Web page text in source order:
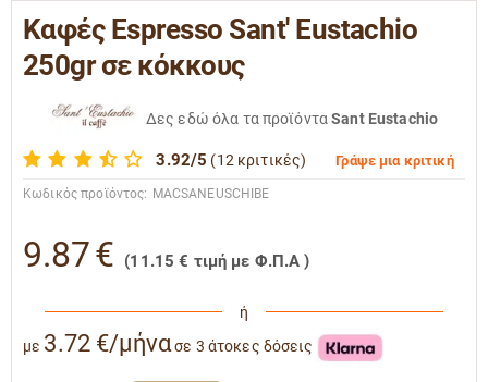
Καφές Espresso Sant' Eustachio
250gr σε κόκκους
Δες εδώ όλα τα προϊόνταSant Eustachio
3.92/5 (12 κριτικές) Γράψε μια κριτική
Κωδικός προϊόντος: MACSANEUSCHIBE
9.87€ (11.15 € τιμή με Φ.Π.Α )
ή
με 3.72 €/μήνασε 3 άτοκες δόσεις